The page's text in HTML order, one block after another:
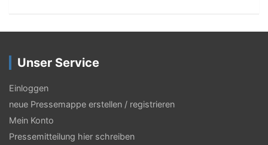
t
r
a
g
s
-
N
Unser Service
Einloggen
neue Pressemappe erstellen / registrieren
Mein Konto
Pressemitteilung hier schreiben